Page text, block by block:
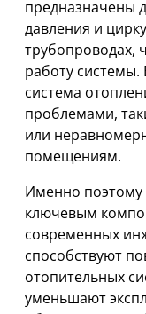
предназначены
давления и
трубопроводах,
работу
система
проблемами,
или
помещениям.
Именно поэтому
ключевым
современных
способствуют
отопительных
уменьшают